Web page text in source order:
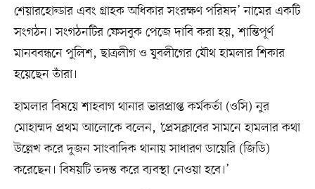
শেয়ারহোল্ডার এবং গ্রাহক অধিকার সংরক্ষণ পরিষদ’ নামের একটি
সংগঠন। সংগঠনটির ফেসবুক পেজে দাবি করা হয়, শান্তিপূর্ণ
মানববন্ধনে পুলিশ, ছাত্রলীগ ও যুবলীগের যৌথ হামলার শিকার
হয়েছেন তাঁরা।
হামলার বিষয়ে শাহবাগ থানার ভারপ্রাপ্ত কর্মকর্তা (ওসি) নুর
মোহাম্মদ প্রথম আলোকে বলেন, ‘প্রেসক্লাবের সামনে হামলার কথা
উল্লেখ করে দুজন সাংবাদিক থানায় সাধারণ ডায়েরি (জিডি)
করেছেন। বিষয়টি তদন্ত করে ব্যবস্থা নেওয়া হবে।’